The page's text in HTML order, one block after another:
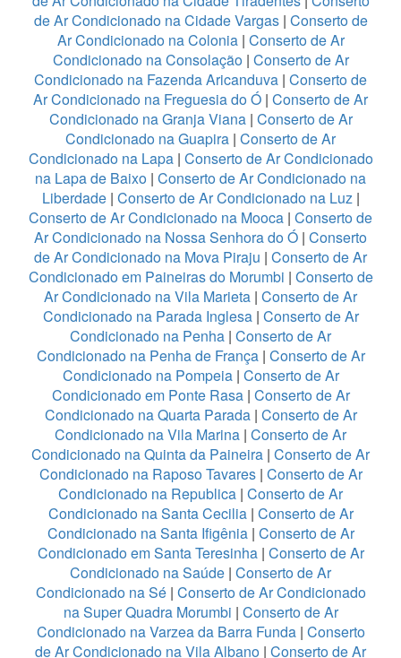
de Ar Condicionado na Cidade Vargas | Conserto de
Ar Condicionado na Colonia| Conserto de Ar
Condicionado na Consolação | Conserto de Ar
Condicionado na Fazenda Aricanduva | Conserto de
Ar Condicionado na Freguesia do Ó | Conserto de Ar
Condicionado na Granja Viana| Conserto de Ar
Condicionado na Guapira | Conserto de Ar
Condicionado na Lapa| Conserto de Ar Condicionado
na Lapa de Baixo | Conserto de Ar Condicionado na
Liberdade | Conserto de Ar Condicionado na Luz|
Conserto de Ar Condicionado na Mooca | Conserto de
Ar Condicionado na Nossa Senhora do Ó | Conserto
de Ar Condicionado na Mova Piraju | Conserto de Ar
Condicionado em Paineiras do Morumbi | Conserto de
Ar Condicionado na Vila Marieta | Conserto de Ar
Condicionado na Parada Inglesa | Conserto de Ar
Condicionado na Penha | Conserto de Ar
Condicionado na Penha de França | Conserto de Ar
Condicionado na Pompeia| Conserto de Ar
Condicionado em Ponte Rasa| Conserto de Ar
Condicionado na Quarta Parada| Conserto de Ar
Condicionado na Vila Marina | Conserto de Ar
Condicionado na Quinta da Paineira | Conserto de Ar
Condicionado na Raposo Tavares| Conserto de Ar
Condicionado na Republica | Conserto de Ar
Condicionado na Santa Cecilia| Conserto de Ar
Condicionado na Santa Ifigênia | Conserto de Ar
Condicionado em Santa Teresinha| Conserto de Ar
Condicionado na Saúde | Conserto de Ar
Condicionado na Sé| Conserto de Ar Condicionado
na Super Quadra Morumbi | Conserto de Ar
Condicionado na Varzea da Barra Funda| Conserto
de Ar Condicionado na Vila Albano | Conserto de Ar